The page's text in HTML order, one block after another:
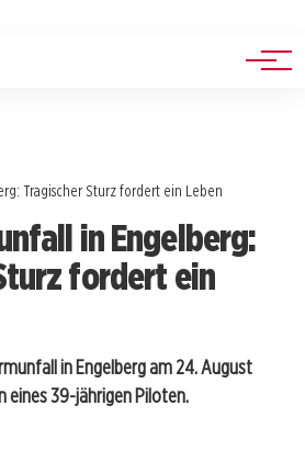
Tragischer Sturz fordert ein Leben
in Engelberg:
fordert ein
in Engelberg am 24. August
eines 39-jährigen Piloten.